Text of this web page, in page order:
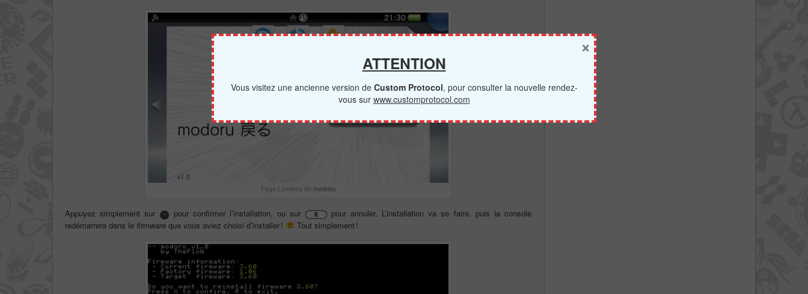
Page LiveArea de modoru
Appuyez simplement sur pour confirmer l’installation, ou sur
pour annuler. L’installation va se faire, puis la console
redémarrera dans le firmware que vous aviez choisi d’installer ! Tout simplement !
ATTENTION
Vous visitez une ancienne version de Custom Protocol, pour consulter la nouvelle rendez-
vous sur www.customprotocol.com
×